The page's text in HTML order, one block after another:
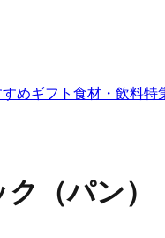
めギフト 食材・飲料特
（パン）